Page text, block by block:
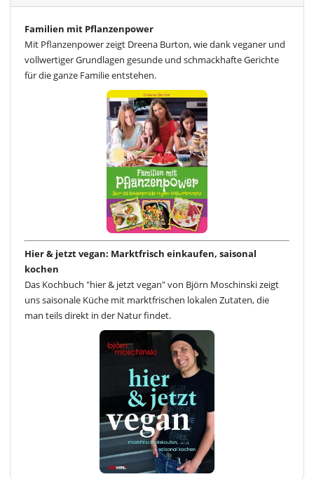
Familien mit Pflanzenpower
Mit Pflanzenpower zeigt Dreena Burton, wie dank veganer und
vollwertiger Grundlagen gesunde und schmackhafte Gerichte
für die ganze Familie entstehen.
Hier & jetzt vegan: Marktfrisch einkaufen, saisonal
kochen
Das Kochbuch "hier & jetzt vegan" von Björn Moschinski zeigt
uns saisonale Küche mit marktfrischen lokalen Zutaten, die
man teils direkt in der Natur findet.